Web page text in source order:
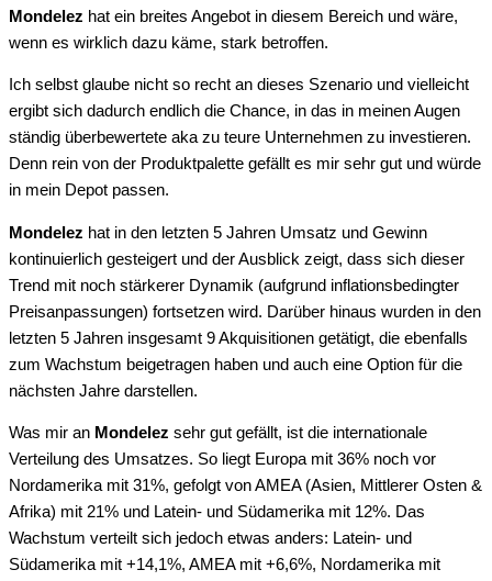
Mondelez hat ein breites Angebot in diesem Bereich und wäre,
wenn es wirklich dazu käme, stark betroffen.
Ich selbst glaube nicht so recht an dieses Szenario und vielleicht
ergibt sich dadurch endlich die Chance, in das in meinen Augen
ständig überbewertete aka zu teure Unternehmen zu investieren.
Denn rein von der Produktpalette gefällt es mir sehr gut und würde
in mein Depot passen.
Mondelez hat in den letzten 5 Jahren Umsatz und Gewinn
kontinuierlich gesteigert und der Ausblick zeigt, dass sich dieser
Trend mit noch stärkerer Dynamik (aufgrund inflationsbedingter
Preisanpassungen) fortsetzen wird. Darüber hinaus wurden in den
letzten 5 Jahren insgesamt 9 Akquisitionen getätigt, die ebenfalls
zum Wachstum beigetragen haben und auch eine Option für die
nächsten Jahre darstellen.
Was mir an Mondelez sehr gut gefällt, ist die internationale
Verteilung des Umsatzes. So liegt Europa mit 36% noch vor
Nordamerika mit 31%, gefolgt von AMEA (Asien, Mittlerer Osten &
Afrika) mit 21% und Latein- und Südamerika mit 12%. Das
Wachstum verteilt sich jedoch etwas anders: Latein- und
Südamerika mit +14,1%, AMEA mit +6,6%, Nordamerika mit